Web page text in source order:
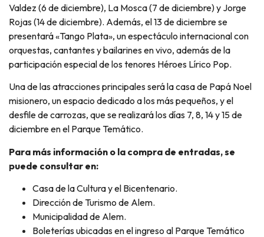
Valdez (6 de diciembre), La Mosca (7 de diciembre) y Jorge
Rojas (14 de diciembre). Además, el 13 de diciembre se
presentará «Tango Plata», un espectáculo internacional con
orquestas, cantantes y bailarines en vivo, además de la
participación especial de los tenores Héroes Lírico Pop.
Una de las atracciones principales será la casa de Papá Noel
misionero, un espacio dedicado a los más pequeños, y el
desfile de carrozas, que se realizará los días 7, 8, 14 y 15 de
diciembre en el Parque Temático.
Para más información o la compra de entradas, se
puede consultar en:
Casa de la Cultura y el Bicentenario.
Dirección de Turismo de Alem.
Municipalidad de Alem.
Boleterías ubicadas en el ingreso al Parque Temático